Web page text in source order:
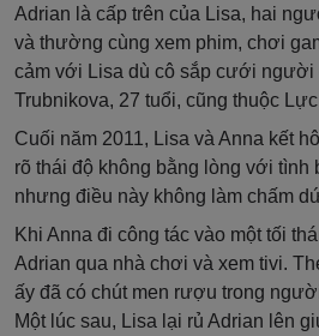
Adrian là cấp trên của Lisa, hai
và thường cùng xem phim, chơi
cảm với Lisa dù cô sắp cưới người
Trubnikova, 27 tuổi, cũng thuộc
Cuối năm 2011, Lisa và Anna kết
rõ thái độ không bằng lòng với tình
nhưng điều này không làm chấm
Khi Anna đi công tác vào một tối
Adrian qua nhà chơi và xem tivi.
ấy đã có chút men rượu trong
Một lúc sau, Lisa lại rủ Adrian lên